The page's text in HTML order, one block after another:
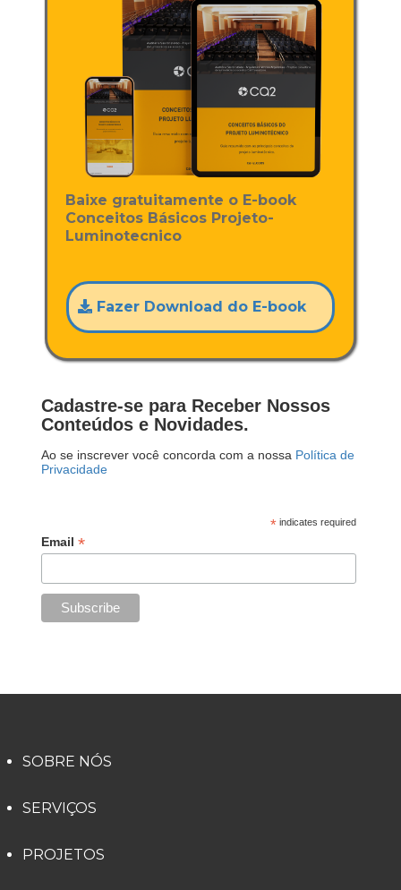
Baixe gratuitamente o E-book
Conceitos Básicos Projeto-
Luminotecnico
Fazer Download do E-book
Cadastre-se para Receber Nossos
Conteúdos e Novidades.
Ao se inscrever você concorda com a nossa Política de
Privacidade
* indicates required
Email*
SOBRE NÓS
SERVIÇOS
PROJETOS